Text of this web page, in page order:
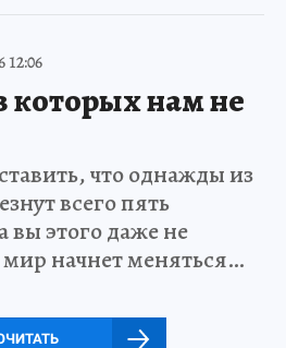
12:06
которых нам не
что однажды из
всего пять
вы этого даже не
мир начнет меняться…